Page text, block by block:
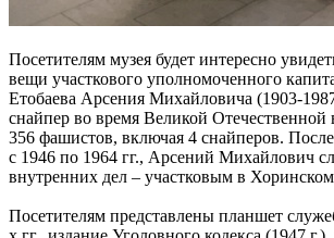
Посетителям музея будет интересно
вещи участкового уполномоченного
Етобаева Арсения Михайловича (1903-
снайпер во время Великой
356 фашистов, включая 4 снайперов.
с 1946 по 1964 гг., Арсений Михайлович
внутренних дел – участковым в
Посетителям представлены планшет